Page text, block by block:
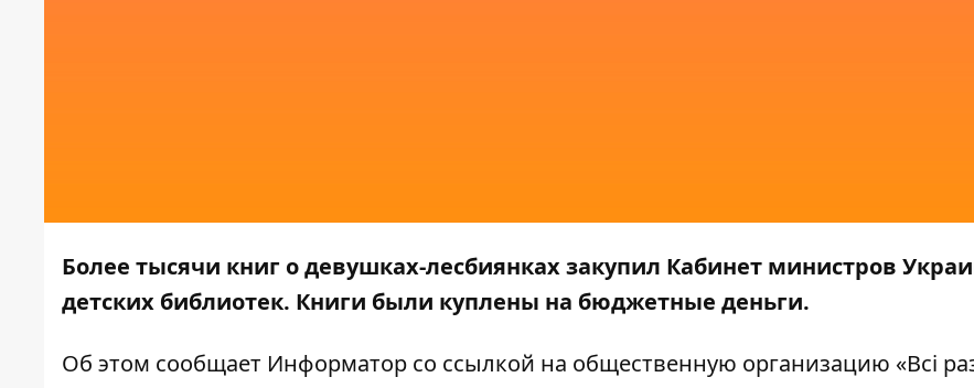
Более тысячи книг о девушках-лесбиянках закупил Кабинет министров
детских библиотек. Книги были куплены на бюджетные деньги.
Об этом сообщает Информатор со ссылкой на общественную организацию «Всі